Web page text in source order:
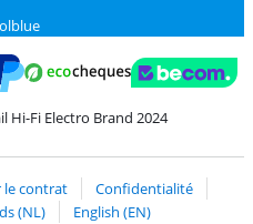
via ClickToPay
Payer avec PayPal
Hi-Fi Electro Brand 2024
le contrat
Confidentialité
(NL)
English (EN)